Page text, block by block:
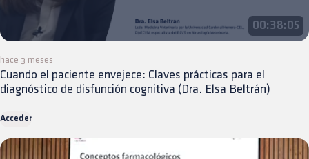
00:38:05
hace 3 meses
Cuando el paciente envejece: Claves prácticas para el
diagnóstico de disfunción cognitiva (Dra. Elsa Beltrán)
Acceder